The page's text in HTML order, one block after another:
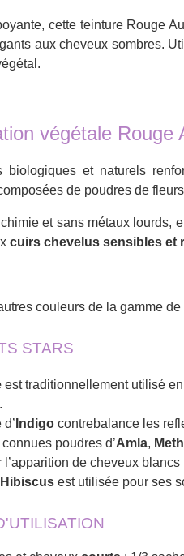
cette teinture Rouge
aux cheveux sombres.
végétale Rouge
biologiques et naturels
de poudres de
et sans métaux lourds,
cuirs chevelus sensibles et
couleurs de la gamme
STARS
est traditionnellement utilisé
Indigo contrebalance les
poudres d’Amla,
l’apparition de cheveux blancs
Hibiscus est utilisée pour ses